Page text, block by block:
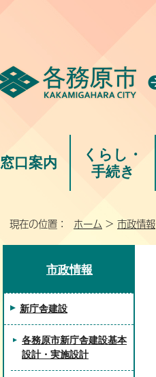
窓口案内
くらし・
手続き
現在の位置： ホーム > 市政情報
市政情報
新庁舎建設
各務原市新庁舎建設基本
設計・実施設計